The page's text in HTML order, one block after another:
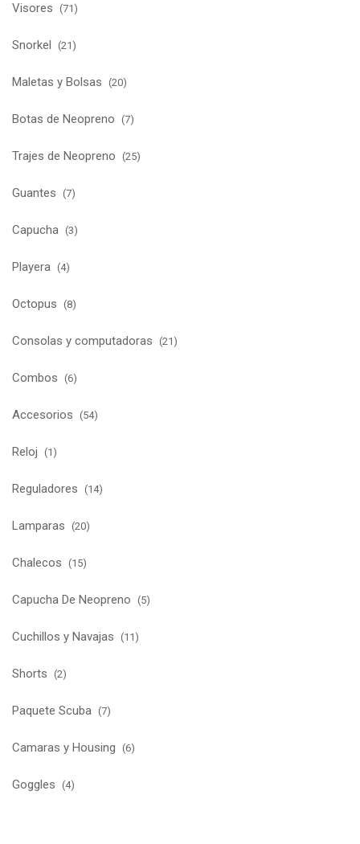
Visores (71)
Snorkel (21)
Maletas y Bolsas (20)
Botas de Neopreno (7)
Trajes de Neopreno (25)
Guantes (7)
Capucha (3)
Playera (4)
Octopus (8)
Consolas y computadoras (21)
Combos (6)
Accesorios (54)
Reloj (1)
Reguladores (14)
Lamparas (20)
Chalecos (15)
Capucha De Neopreno (5)
Cuchillos y Navajas (11)
Shorts (2)
Paquete Scuba (7)
Camaras y Housing (6)
Goggles (4)